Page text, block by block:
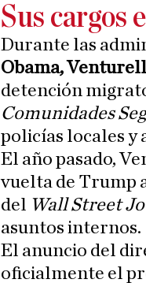
Sus cargos
Durante las
Obama,
detención
Comunidades
policías locales y
El año pasado,
vuelta de Trump
del Wall Street
asuntos internos.
El anuncio del
oficialmente el